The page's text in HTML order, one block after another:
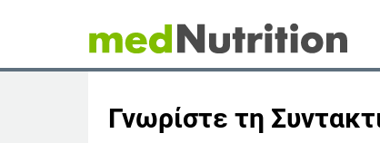
Γνωρίστε τη